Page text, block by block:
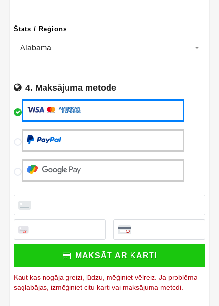
Štats / Reģions
4. Maksājuma metode
Card number
Front of card in MM/YY format
Security code
3 digits on back of card
MAKSĀT AR KARTI
Kaut kas nogāja greizi, lūdzu, mēģiniet vēlreiz. Ja problēma
saglabājas, izmēģiniet citu karti vai maksājuma metodi.